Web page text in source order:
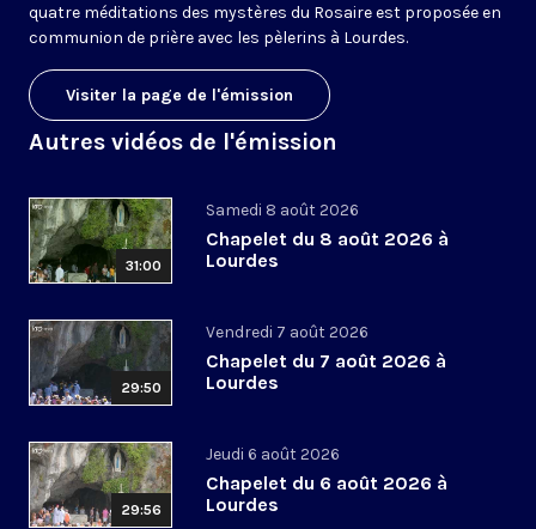
quatre méditations des mystères du Rosaire est proposée en
communion de prière avec les pèlerins à Lourdes.
Visiter la page de l'émission
Autres vidéos de l'émission
31:00
Samedi 8 août 2026
Chapelet du 8 août 2026 à
Lourdes
29:50
Vendredi 7 août 2026
Chapelet du 7 août 2026 à
Lourdes
29:56
Jeudi 6 août 2026
Chapelet du 6 août 2026 à
Lourdes